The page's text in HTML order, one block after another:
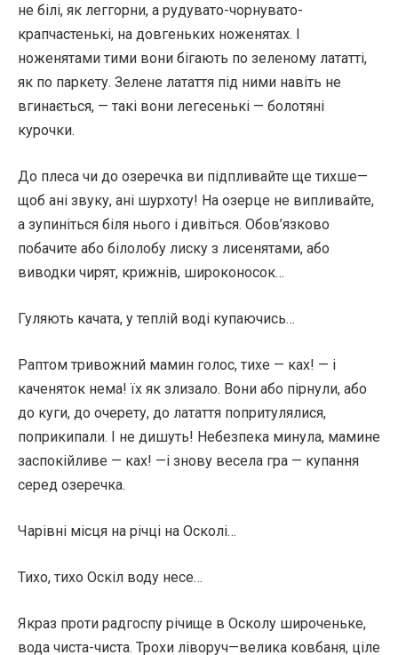
не білі, як леггорни, а рудувато-чорнувато-
крапчастенькі, на довгеньких ноженятах. І
ноженятами тими вони бігають по зеленому лататті,
як по паркету. Зелене латаття під ними навіть не
вгинається, — такі вони легесенькі — болотяні
курочки.
До плеса чи до озеречка ви підпливайте ще тихше—
щоб ані звуку, ані шурхоту! На озерце не випливайте,
а зупиніться біля нього і дивіться. Обов’язково
побачите або білолобу лиску з лисенятами, або
виводки чирят, крижнів, широконосок…
Гуляють качата, у теплій воді купаючись…
Раптом тривожний мамин голос, тихе — ках! — і
каченяток нема! їх як злизало. Вони або пірнули, або
до куги, до очерету, до латаття попритулялися,
поприкипали. І не дишуть! Небезпека минула, мамине
заспокійливе — ках! —і знову весела гра — купання
серед озеречка.
Чарівні місця на річці на Осколі…
Тихо, тихо Оскіл воду несе…
Якраз проти радгоспу річище в Осколу широченьке,
вода чиста-чиста. Трохи ліворуч—велика ковбаня, ціле